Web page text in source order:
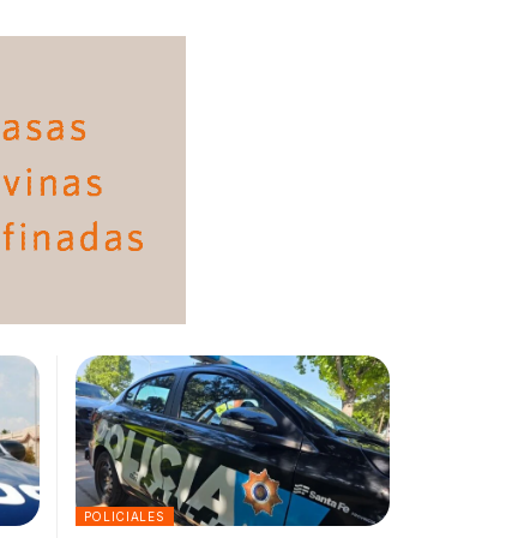
POLICIALES